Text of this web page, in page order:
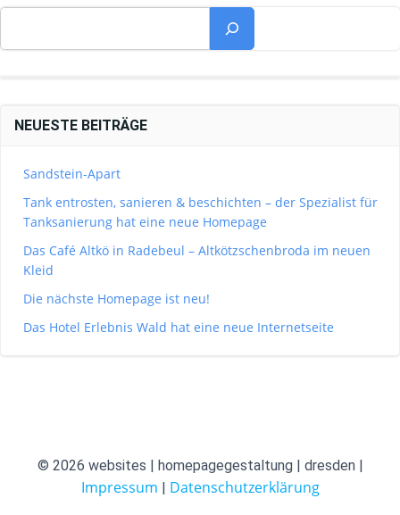
NEUESTE BEITRÄGE
Sandstein-Apart
Tank entrosten, sanieren & beschichten – der Spezialist für
Tanksanierung hat eine neue Homepage
Das Café Altkö in Radebeul – Altkötzschenbroda im neuen
Kleid
Die nächste Homepage ist neu!
Das Hotel Erlebnis Wald hat eine neue Internetseite
© 2026 websites | homepagegestaltung | dresden |
Impressum | Datenschutzerklärung